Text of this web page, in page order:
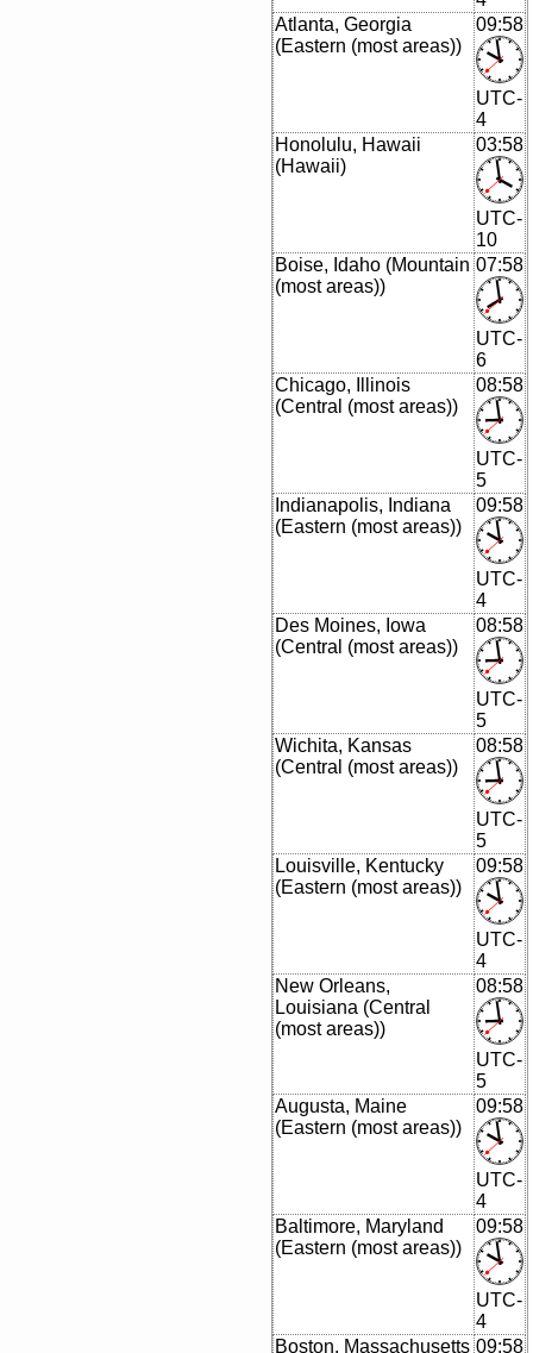
Atlanta, Georgia
(Eastern (most areas))
09:58
UTC-
4
Honolulu, Hawaii
(Hawaii)
03:58
UTC-
10
Boise, Idaho (Mountain
(most areas))
07:58
UTC-
6
Chicago, Illinois
(Central (most areas))
08:58
UTC-
5
Indianapolis, Indiana
(Eastern (most areas))
09:58
UTC-
4
Des Moines, Iowa
(Central (most areas))
08:58
UTC-
5
Wichita, Kansas
(Central (most areas))
08:58
UTC-
5
Louisville, Kentucky
(Eastern (most areas))
09:58
UTC-
4
New Orleans,
Louisiana (Central
(most areas))
08:58
UTC-
5
Augusta, Maine
(Eastern (most areas))
09:58
UTC-
4
Baltimore, Maryland
(Eastern (most areas))
09:58
UTC-
4
Boston, Massachusetts 09:58